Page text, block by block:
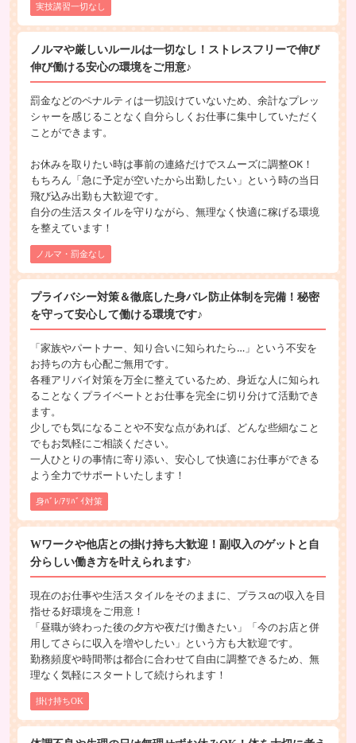
実技講習一切なし
ノルマや厳しいルールは一切なし！ストレスフリーで伸び
伸び働ける安心の環境をご用意♪
罰金などのペナルティは一切設けていないため、余計なプレッ
シャーを感じることなく自分らしくお仕事に集中していただく
ことができます。
お休みを取りたい時は事前の連絡だけでスムーズに調整OK！
もちろん「急に予定が空いたから出勤したい」という時の当日
飛び込み出勤も大歓迎です。
自分の生活スタイルを守りながら、無理なく快適に稼げる環境
を整えています！
ノルマ・罰金なし
プライバシー対策＆徹底した身バレ防止体制を完備！秘密
を守って安心して働ける環境です♪
「家族やパートナー、知り合いに知られたら…」という不安を
お持ちの方も心配ご無用です。
各種アリバイ対策を万全に整えているため、身近な人に知られ
ることなくプライベートとお仕事を完全に切り分けて活動でき
ます。
少しでも気になることや不安な点があれば、どんな些細なこと
でもお気軽にご相談ください。
一人ひとりの事情に寄り添い、安心して快適にお仕事ができる
よう全力でサポートいたします！
身ﾊﾞﾚ/ｱﾘﾊﾞｲ対策
Wワークや他店との掛け持ち大歓迎！副収入のゲットと自
分らしい働き方を叶えられます♪
現在のお仕事や生活スタイルをそのままに、プラスαの収入を目
指せる好環境をご用意！
「昼職が終わった後の夕方や夜だけ働きたい」「今のお店と併
用してさらに収入を増やしたい」という方も大歓迎です。
勤務頻度や時間帯は都合に合わせて自由に調整できるため、無
理なく気軽にスタートして続けられます！
掛け持ちOK